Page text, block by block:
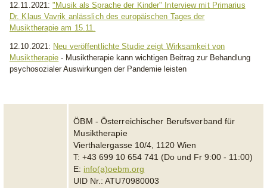
12.11.2021:"Musik als Sprache der Kinder" Interview mit Primarius
Dr. Klaus Vavrik anlässlich des europäischen Tages der
Musiktherapie am 15.11.
12.10.2021: Neu veröffentlichte Studie zeigt Wirksamkeit von
Musiktherapie - Musiktherapie kann wichtigen Beitrag zur Behandlung
psychosozialer Auswirkungen der Pandemie leisten
ÖBM - Österreichischer Berufsverband für
Musiktherapie
Vierthalergasse 10/4, 1120 Wien
T: +43 699 10 654 741 (Do und Fr 9:00 - 11:00)
E: info(a)oebm.org
UID Nr.: ATU70980003